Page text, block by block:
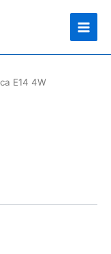
Main
E14 4W